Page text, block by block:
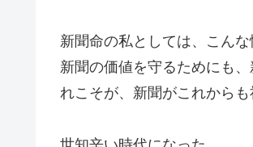
新聞命の私としては、こん
新聞の価値を守るためにも
れこそが、新聞がこれから